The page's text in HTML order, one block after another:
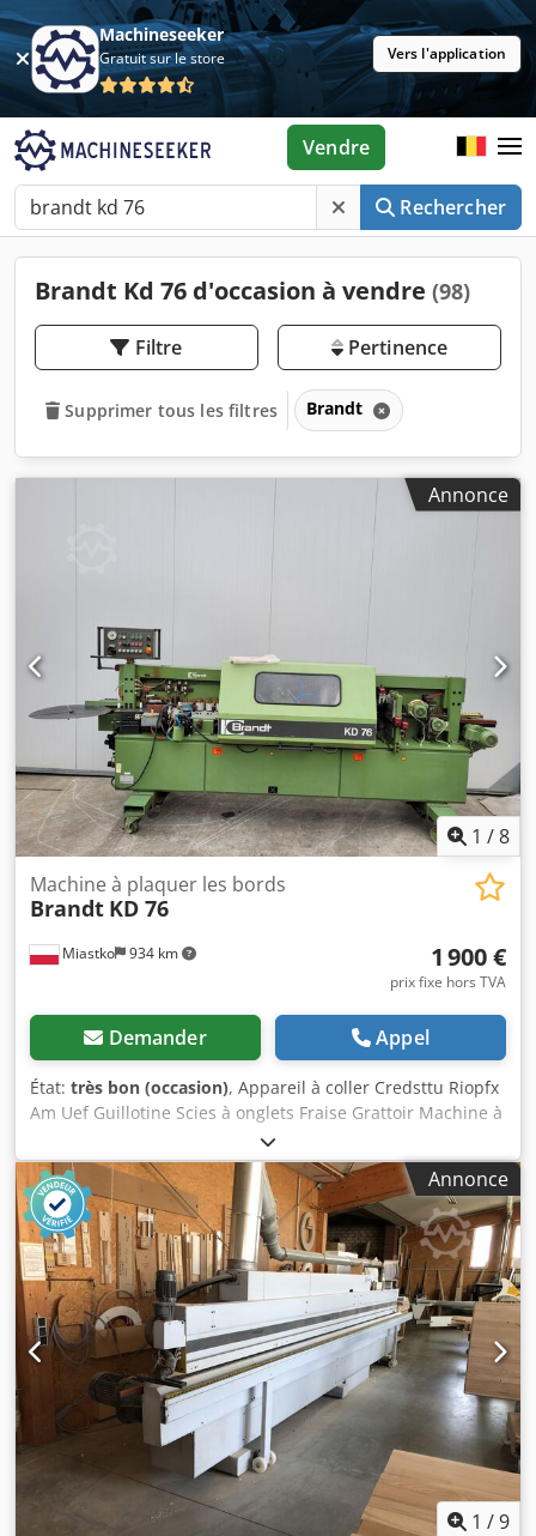
Machineseeker
Gratuit sur le store Vers l'application
Rechercher
Vendre
Brandt Kd 76 d'occasion à vendre (98)
Filtre Pertinence
Supprimer tous les filtres Brandt
Annonce
1 /8
Miastko 934 km
Machine à plaquer les bords
Brandt KD 76
1 900 €
prix fixe hors TVA
Demander Appel
État: très bon (occasion), Appareil à coller Credsttu Riopfx
Am Uef Guillotine Scies à onglets Fraise Grattoir Machine à
Annonce
1 /9